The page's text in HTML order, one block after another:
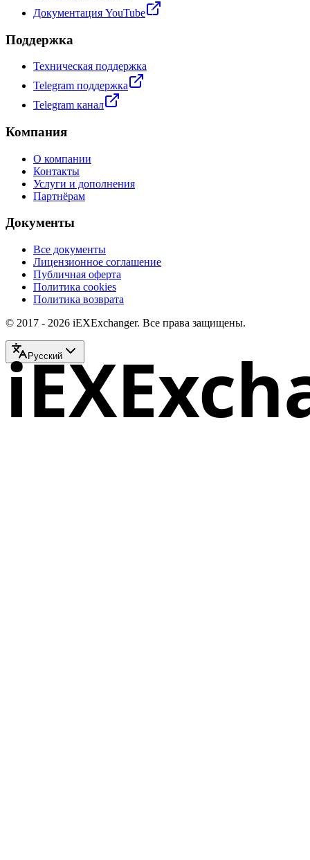
Документация YouTube
Поддержка
Техническая поддержка
Telegram поддержка
Telegram канал
Компания
О компании
Контакты
Услуги и дополнения
Партнёрам
Документы
Все документы
Лицензионное соглашение
Публичная оферта
Политика cookies
Политика возврата
© 2017 - 2026 iEXExchanger. Все права защищены.
Русский